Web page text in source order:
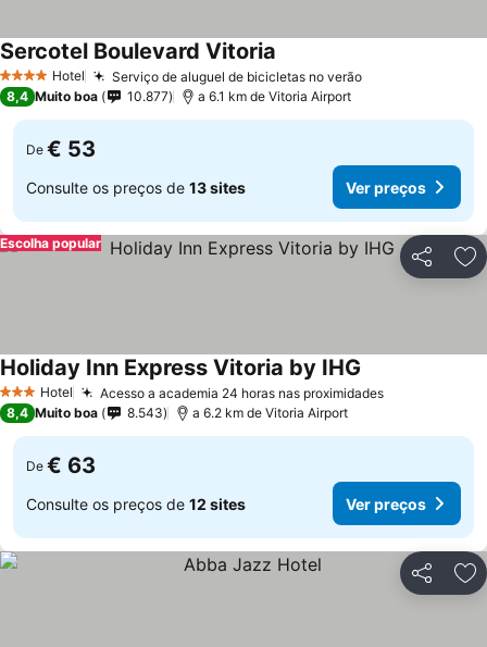
4 EstrelasHotel Serviço de aluguel de bicicletas no verãoVer preços
Sercotel Boulevard Vitoria
8,4 Muito boa 10.877 a 6.1 km de Vitoria Airport
De € 53
Consulte os preços de 13 sites Ver preços
Partilhar
Escolha popular
3 EstrelasHotel Acesso a academia 24 horas nas proximidadesVer preços
Holiday Inn Express Vitoria by IHG
8,4 Muito boa 8.543 a 6.2 km de Vitoria Airport
De € 63
Consulte os preços de 12 sites Ver preços
Partilhar